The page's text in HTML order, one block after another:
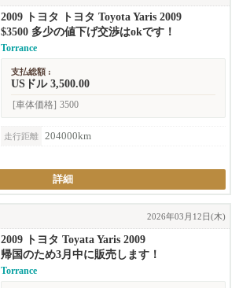
2009 トヨタ トヨタ Toyota Yaris 2009
$3500 多少の値下げ交渉はokです！
Torrance
支払総額 :
USドル 3,500.00
[車体価格] 3500
走行距離
204000km
詳細
2026年03月12日(木)
2009 トヨタ Toyata Yaris 2009
帰国のため3月中に販売します！
Torrance